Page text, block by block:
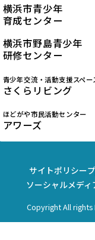
横浜市青少年
育成センター
横浜市野島青少年
研修センター
青少年交流・活動支援スペー
さくらリビング
ほどがや市民活動センター
アワーズ
サイトポリシー
ソーシャルメディ
Copyright All